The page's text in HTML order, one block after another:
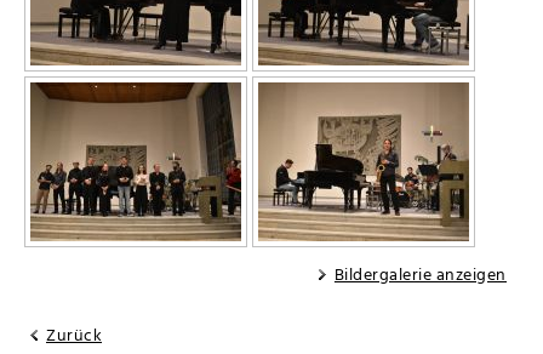
Bildergalerie anzeigen
Zurück